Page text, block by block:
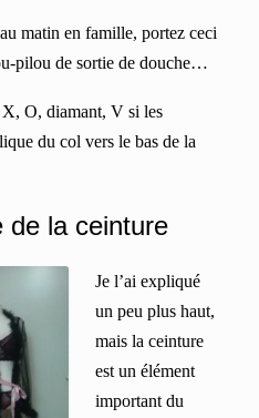
matin en famille, portez ceci
pilou de sortie de douche…
X, O, diamant, V si les
du col vers le bas de la
de la ceinture
Je l’ai expliqué
un peu plus haut,
mais la ceinture
est un élément
important du